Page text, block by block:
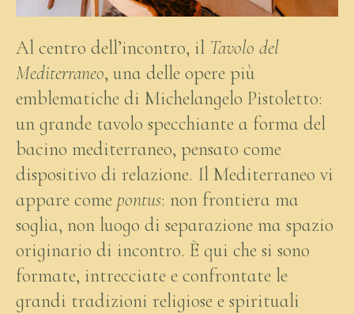
Al centro dell’incontro, il Tavolo del
Mediterraneo, una delle opere più
emblematiche di Michelangelo Pistoletto:
un grande tavolo specchiante a forma del
bacino mediterraneo, pensato come
dispositivo di relazione. Il Mediterraneo vi
appare come pontus: non frontiera ma
soglia, non luogo di separazione ma spazio
originario di incontro. È qui che si sono
formate, intrecciate e confrontate le
grandi tradizioni religiose e spirituali